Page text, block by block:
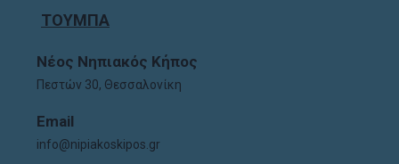
ΤΟΥΜΠΑ
Νέος Νηπιακός Κήπος
Πεστών 30, Θεσσαλονίκη
Email
info@nipiakoskipos.gr